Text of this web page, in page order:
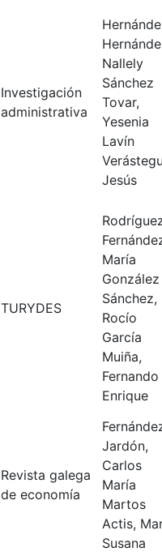
Investigación
administrativa
Nallely
Sánchez
Tovar,
Yesenia
Lavín
Jesús
TURYDES
María
González
Sánchez,
Rocío
García
Muiña,
Fernando
Enrique
Revista galega
de economía
Jardón,
Carlos
María
Martos
Actis,
Susana